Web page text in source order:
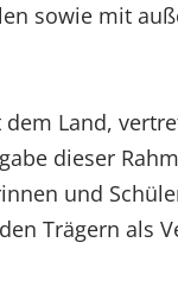
sowie mit
Land,
dieser
und
Trägern als